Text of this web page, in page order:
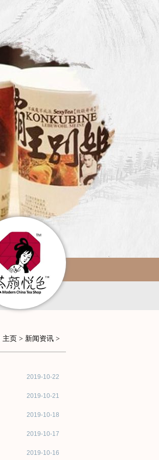
主页 > 新闻资讯 >
2019-10-22
2019-10-21
2019-10-18
2019-10-17
2019-10-16